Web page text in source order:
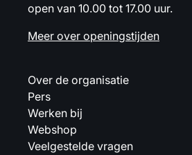
open van 10.00 tot 17.00 uur.
Meer over openingstijden
Over de organisatie
Pers
Werken bij
Webshop
Veelgestelde vragen